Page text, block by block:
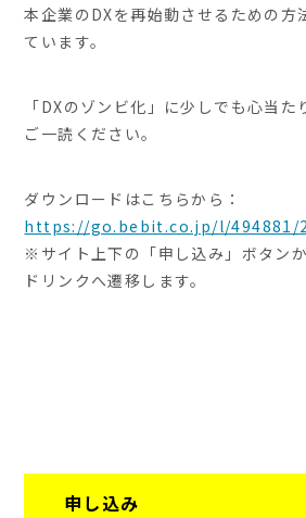
本企業のDXを再始動させるための方
ています。
「DXのゾンビ化」に少しでも心当
ご一読ください。
ダウンロードはこちらから：
https://go.bebit.co.jp/l/494881/
※サイト上下の「申し込み」ボタン
ドリンクへ遷移します。
申し込み